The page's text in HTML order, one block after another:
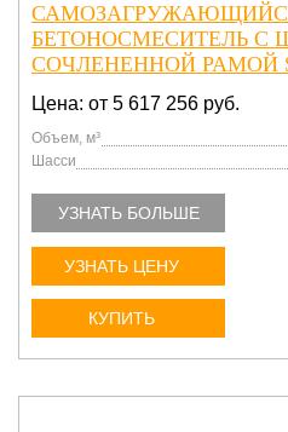
БЕТОНОСМЕСИТЕЛЬ С
СОЧЛЕНЕННОЙ РАМОЙ
Цена: от 5 617 256 руб.
Объем, м³
Шасси
УЗНАТЬ БОЛЬШЕ
УЗНАТЬ ЦЕНУ
КУПИТЬ